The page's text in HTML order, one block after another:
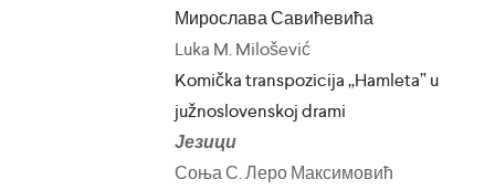
Мирослава Савићевића
Luka M. Milošević
Komička transpozicija „Hamleta” u
južnoslovenskoj drami
Језици
Соња С. Леро Максимовић